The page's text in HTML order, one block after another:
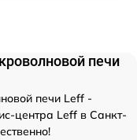
печи
печи Leff -
центра Leff в Санкт-